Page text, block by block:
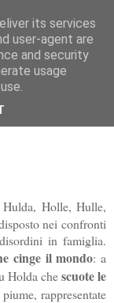
Hulda, Holle, Hulle,
nei confronti
in famiglia.
cinge il mondo: a
Holda chescuote le
rappresentate
its services
user-agent are
and security
usage